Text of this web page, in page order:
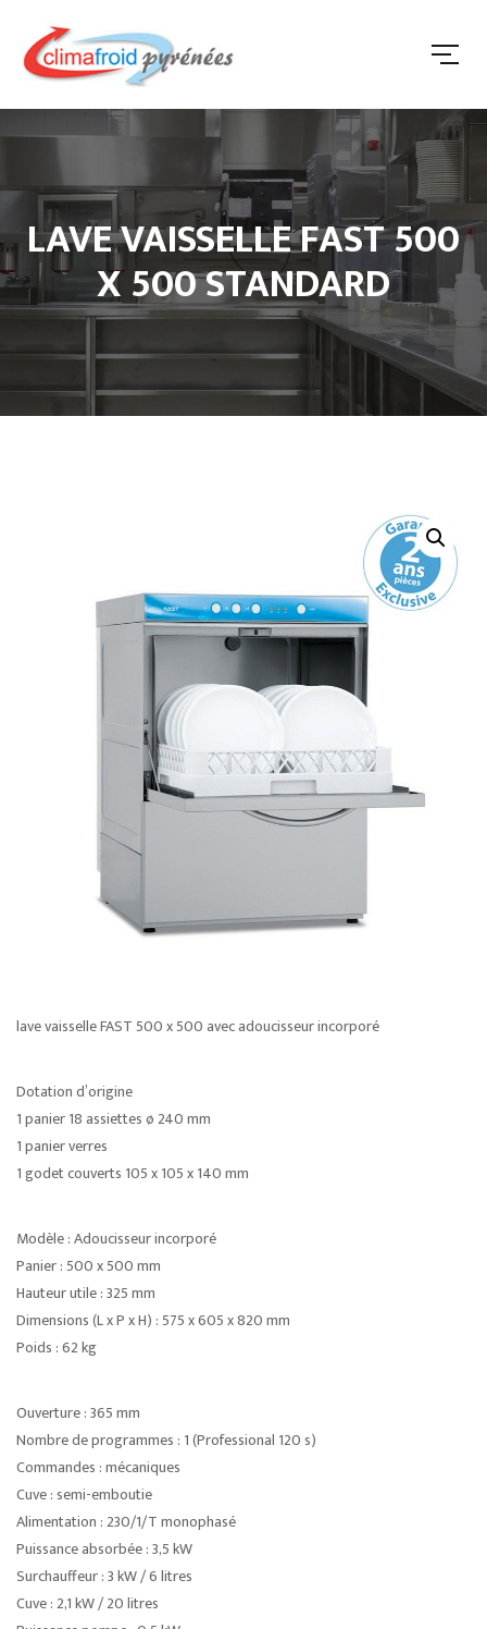
LAVE VAISSELLE FAST 500
X 500 STANDARD
lave vaisselle FAST 500 x 500 avec adoucisseur incorporé
Dotation d’origine
1 panier 18 assiettes ø 240 mm
1 panier verres
1 godet couverts 105 x 105 x 140 mm
Modèle : Adoucisseur incorporé
Panier : 500 x 500 mm
Hauteur utile : 325 mm
Dimensions (L x P x H) : 575 x 605 x 820 mm
Poids : 62 kg
Ouverture : 365 mm
Nombre de programmes : 1 (Professional 120 s)
Commandes : mécaniques
Cuve : semi-emboutie
Alimentation : 230/1/T monophasé
Puissance absorbée : 3,5 kW
Surchauffeur : 3 kW / 6 litres
Cuve : 2,1 kW / 20 litres